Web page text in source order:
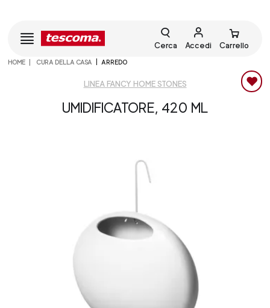
Cerca Accedi Carrello
HOME CURA DELLA CASA ARREDO
LINEA FANCY HOME STONES
UMIDIFICATORE, 420 ML